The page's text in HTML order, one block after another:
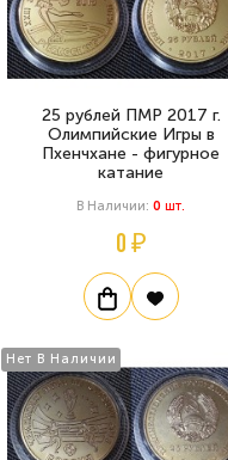
25 рублей ПМР 2017 г.
Олимпийские Игры в
Пхенчхане - фигурное
катание
В Наличии: 0 Шт.
0 ₽
Нет В Наличии